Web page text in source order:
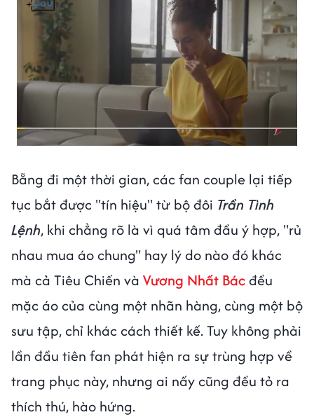
Bẵng đi một thời gian, các fan couple lại tiếp
tục bắt được "tín hiệu" từ bộ đôi Trần Tình
Lệnh, khi chẳng rõ là vì quá tâm đầu ý hợp, "rủ
nhau mua áo chung" hay lý do nào đó khác
mà cả Tiêu Chiến và Vương Nhất Bácđều
mặc áo của cùng một nhãn hàng, cùng một bộ
sưu tập, chỉ khác cách thiết kế. Tuy không phải
lần đầu tiên fan phát hiện ra sự trùng hợp về
trang phục này, nhưng ai nấy cũng đều tỏ ra
thích thú, hào hứng.